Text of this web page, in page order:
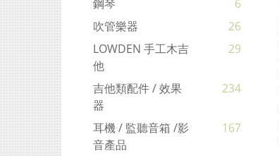
鋼琴
6
吹管樂器
26
LOWDEN 手工木吉
他
29
吉他類配件 / 效果
器
234
耳機 / 監聽音箱 /影
音產品
167